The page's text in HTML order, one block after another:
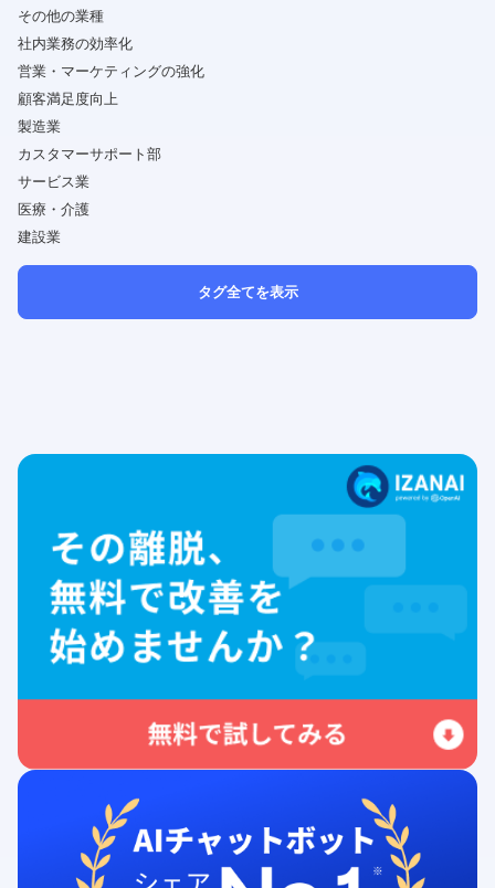
その他の業種
社内業務の効率化
営業・マーケティングの強化
顧客満足度向上
製造業
カスタマーサポート部
サービス業
医療・介護
建設業
タグ全てを表示